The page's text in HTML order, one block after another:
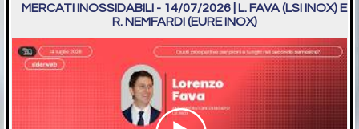
MERCATI INOSSIDABILI - 14/07/2026 | L. FAVA (LSI INOX) E
R. NEMFARDI (EURE INOX)